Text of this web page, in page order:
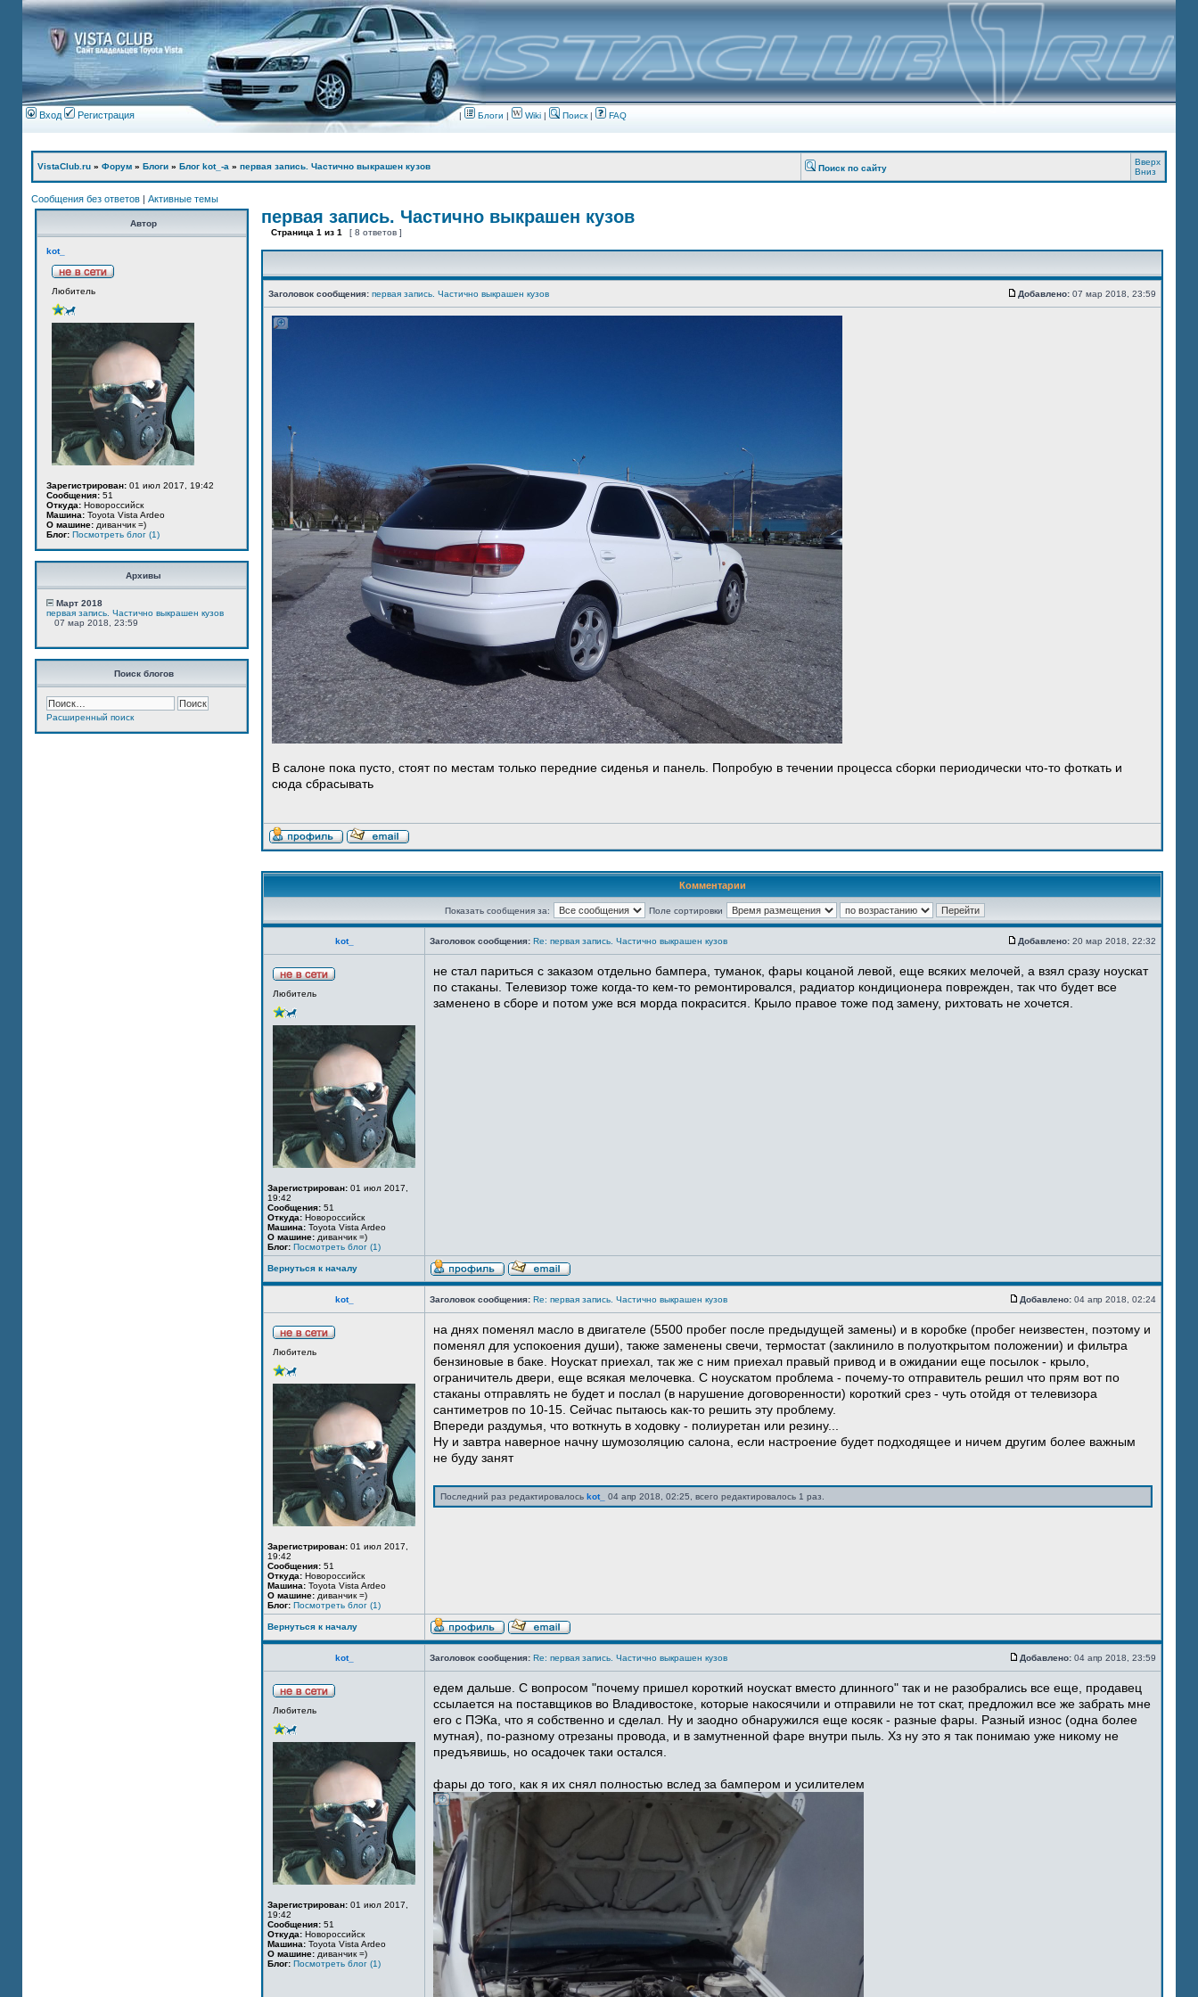
Вход Регистрация | Блоги | Wiki | Поиск| FAQ
VistaClub.ru » Форум » Блоги » Блог kot_-а » первая запись. Частично выкрашен кузов Поиск по сайту
Вверх
Вниз
Сообщения без ответов | Активные темы
Автор
kot_
Любитель
Зарегистрирован: 01 июл 2017, 19:42
Сообщения: 51
Откуда: Новороссийск
Машина: Toyota Vista Ardeo
О машине: диванчик =)
Блог: Посмотреть блог (1)
Архивы
Март 2018
первая запись. Частично выкрашен кузов
07 мар 2018, 23:59
Поиск блогов
Расширенный поиск
первая запись. Частично выкрашен кузов
Страница 1 из 1 [ 8 ответов ]
Заголовок сообщения: первая запись. Частично выкрашен кузов Добавлено: 07 мар 2018, 23:59
В салоне пока пусто, стоят по местам только передние сиденья и панель. Попробую в течении процесса сборки периодически что-то фоткать и
сюда сбрасывать
Комментарии
Показать сообщения за: Поле сортировки
kot_ Заголовок сообщения: Re: первая запись. Частично выкрашен кузов Добавлено: 20 мар 2018, 22:32
Любитель
Зарегистрирован: 01 июл 2017,
19:42
Сообщения: 51
Откуда: Новороссийск
Машина: Toyota Vista Ardeo
О машине: диванчик =)
Блог: Посмотреть блог (1)
не стал париться с заказом отдельно бампера, туманок, фары коцаной левой, еще всяких мелочей, а взял сразу ноускат
по стаканы. Телевизор тоже когда-то кем-то ремонтировался, радиатор кондиционера поврежден, так что будет все
заменено в сборе и потом уже вся морда покрасится. Крыло правое тоже под замену, рихтовать не хочется.
Вернуться к началу
kot_ Заголовок сообщения: Re: первая запись. Частично выкрашен кузов Добавлено: 04 апр 2018, 02:24
Любитель
Зарегистрирован: 01 июл 2017,
19:42
Сообщения: 51
Откуда: Новороссийск
Машина: Toyota Vista Ardeo
О машине: диванчик =)
Блог: Посмотреть блог (1)
на днях поменял масло в двигателе (5500 пробег после предыдущей замены) и в коробке (пробег неизвестен, поэтому и
поменял для успокоения души), также заменены свечи, термостат (заклинило в полуоткрытом положении) и фильтра
бензиновые в баке. Ноускат приехал, так же с ним приехал правый привод и в ожидании еще посылок - крыло,
ограничитель двери, еще всякая мелочевка. С ноускатом проблема - почему-то отправитель решил что прям вот по
стаканы отправлять не будет и послал (в нарушение договоренности) короткий срез - чуть отойдя от телевизора
сантиметров по 10-15. Сейчас пытаюсь как-то решить эту проблему.
Впереди раздумья, что воткнуть в ходовку - полиуретан или резину...
Ну и завтра наверное начну шумозоляцию салона, если настроение будет подходящее и ничем другим более важным
не буду занят
Последний раз редактировалось kot_ 04 апр 2018, 02:25, всего редактировалось 1 раз.
Вернуться к началу
kot_ Заголовок сообщения: Re: первая запись. Частично выкрашен кузов Добавлено: 04 апр 2018, 23:59
Любитель
Зарегистрирован: 01 июл 2017,
19:42
Сообщения: 51
Откуда: Новороссийск
Машина: Toyota Vista Ardeo
О машине: диванчик =)
Блог: Посмотреть блог (1)
едем дальше. С вопросом "почему пришел короткий ноускат вместо длинного" так и не разобрались все еще, продавец
ссылается на поставщиков во Владивостоке, которые накосячили и отправили не тот скат, предложил все же забрать мне
его с ПЭКа, что я собственно и сделал. Ну и заодно обнаружился еще косяк - разные фары. Разный износ (одна более
мутная), по-разному отрезаны провода, и в замутненной фаре внутри пыль. Хз ну это я так понимаю уже никому не
предъявишь, но осадочек таки остался.
фары до того, как я их снял полностью вслед за бампером и усилителем